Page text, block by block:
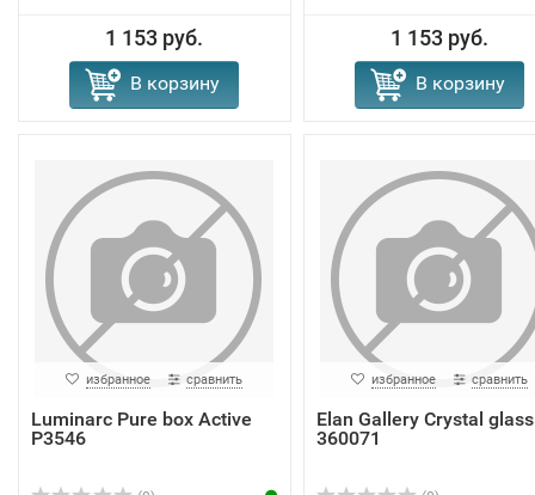
1 153 руб.
В корзину
1 153 руб.
В корзину
избранное сравнить
Luminarc Pure box Active
P3546
избранное сравнить
Elan Gallery Crystal glass
360071